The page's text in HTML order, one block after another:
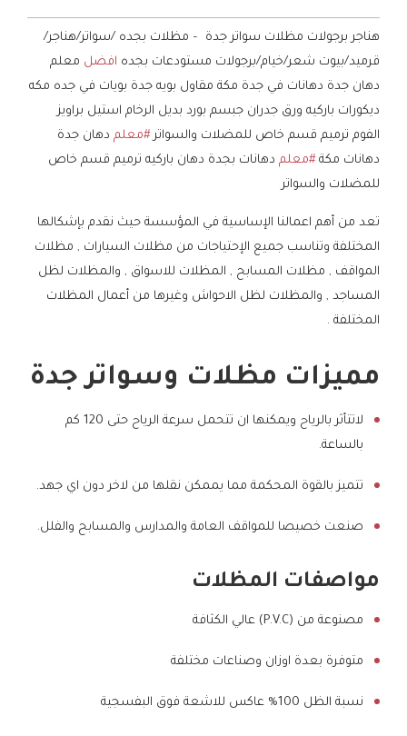
هناجر برجولات مظلات سواتر جدة – مظلات بجده /سواتر/هناجر/
قرميد/بيوت شعر/خيام/برجولات مستودعات بجده افضل معلم
دهان جدة دهانات في جدة مكة مقاول بويه جدة بويات في جده مكه
ديكورات باركيه ورق جدران جبسم بورد بديل الرخام استيل براويز
الفوم ترميم قسم خاص للمضلات والسواتر ‎#معلم دهان جدة
دهانات مكة ‎#معلم دهانات بجدة دهان باركيه ترميم قسم خاص
للمضلات والسواتر
تعد من أهم اعمالنا الإساسية في المؤسسة حيث نقدم بإشكالها
المختلفة وتناسب جميع الإحتياجات من مظلات السيارات , مظلات
المواقف , مظلات المسابح , المظلات للاسواق , والمظلات لظل
المساجد , والمظلات لظل الاحواش وغيرها من أعمال المظلات
المختلفة .
مميزات مظلات وسواتر جدة
لاتتأثر بالرياح ويمكنها ان تتحمل سرعة الرياح حتى 120 كم
بالساعة.
تتميز بالقوة المحكمة مما يممكن نقلها من لاخر دون اي جهد.
صنعت خصيصا للمواقف العامة والمدارس والمسابح والفلل.
مواصفات المظلات
مصنوعة من (P.V.C) عالي الكثافة
متوفرة بعدة اوزان وصناعات مختلفة
نسبة الظل 100% عاكس للاشعة فوق البفسجية